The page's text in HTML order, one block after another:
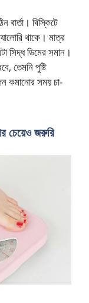
বার্তা। বিস্কিটে
থাকে। মাত্র
সিদ্ধ ডিমের সমান।
তেমনি পুষ্টি
কমানোর সময় চা-
চেয়েও জরুরি